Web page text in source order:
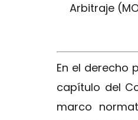
Arbitraje
En el derecho
capítulo del
marco